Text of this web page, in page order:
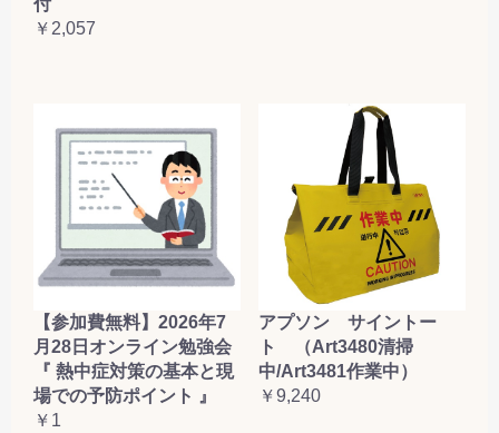
￥2,057
【参加費無料】2026年7
月28日オンライン勉強会
『 熱中症対策の基本と現
場での予防ポイント 』
￥1
アプソン サイントー
ト （Art3480清掃
中/Art3481作業中）
￥9,240